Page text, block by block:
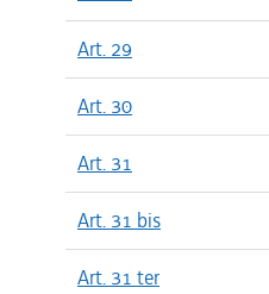
Art. 29
Art. 30
Art. 31
Art. 31 bis
Art. 31 ter